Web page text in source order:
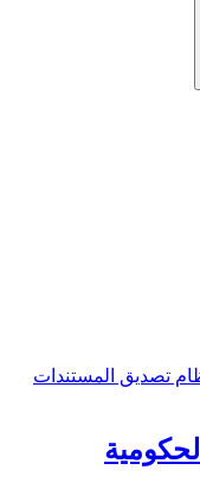
تصديق المستندات